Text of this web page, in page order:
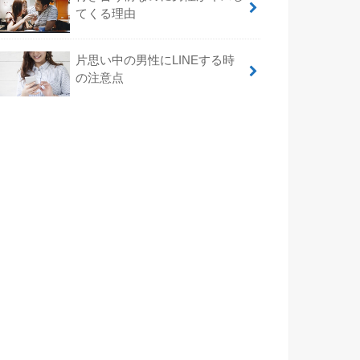
てくる理由
片思い中の男性にLINEする時
の注意点